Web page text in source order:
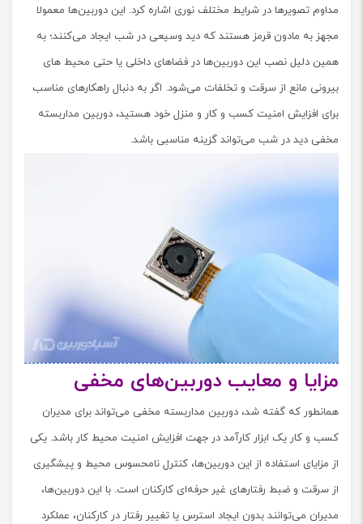
مداوم تصویرها در شرایط مختلف نوری اشاره کرد. این دوربین‌ها معمولا
مجهز به مادون قرمز هستند که دید وسیعی در شب ایجاد می‌کنند؛ به
همین دلیل نصب این دوربین‌ها در فضاهای داخلی یا حتی محیط های
بیرونی مانع از سرقت و تخلفات می‌شود. اگر به دنبال راهکارهای مناسب
برای افزایش امنیت کسب و کار و منزل خود هستید، دوربین‌ مداربسته
مخفی دید در شب می‌تواند گزینه مناسبی باشد.
مزایا و معایب دوربین‌های مخفی
همانطور که گفته شد، دوربین مداربسته مخفی می‌تواند برای مدیران
کسب و کار یک ابزار کارآمد در جهت افزایش امنیت محیط کار باشد. یکی
از مزایای استفاده از این دوربین‌ها، کنترل نامحسوس محیط و پیشگیری
از سرقت و ضبط رفتارهای غیر حرفه‌ای کارکنان است. با این دوربین‌ها،
مدیران می‌توانند بدون ایجاد استرس یا تغییر رفتار در کارکنان، عملکرد